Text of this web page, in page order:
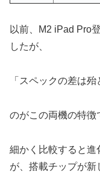
以前、M2 iPad Pro
したが、
「スペックの差は殆
のがこの両機の特徴
細かく比較すると進
が、搭載チップが